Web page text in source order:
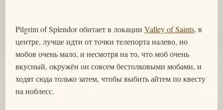
Pilgrim of Splendor обитает в локации Valley of Saints, в
центре, лучше идти от точки телепорта налево, но
мобов очень мало, и несмотря на то, что моб очень
вкусный, окружён он совсем бестолковыми мобами, и
ходят сюда только затем, чтобы выбить айтем по квесту
на ноблесс.